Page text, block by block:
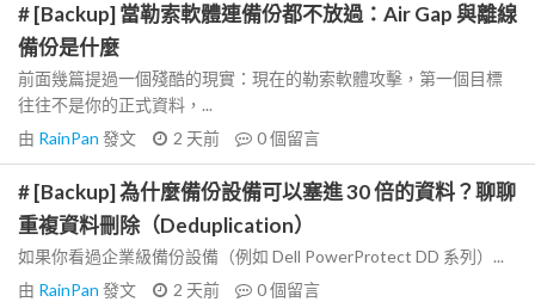
# [Backup] 當勒索軟體連備份都不放過：Air Gap 與離線
備份是什麼
前面幾篇提過一個殘酷的現實：現在的勒索軟體攻擊，第一個目標
往往不是你的正式資料，...
由 RainPan 發文 2 天前 0個留言
# [Backup] 為什麼備份設備可以塞進 30 倍的資料？聊聊
重複資料刪除（Deduplication）
如果你看過企業級備份設備（例如 Dell PowerProtect DD 系列）...
由 RainPan 發文 2 天前 0個留言